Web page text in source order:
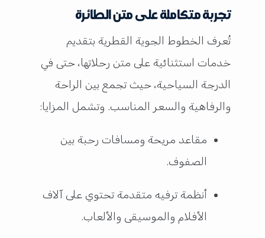
تجربة متكاملة على متن الطائرة
تُعرف الخطوط الجوية القطرية بتقديم
خدمات استثنائية على متن رحلاتها، حتى في
الدرجة السياحية، حيث تجمع بين الراحة
والرفاهية والسعر المناسب. وتشمل المزايا:
مقاعد مريحة ومسافات رحبة بين
الصفوف.
أنظمة ترفيه متقدمة تحتوي على آلاف
الأفلام والموسيقى والألعاب.